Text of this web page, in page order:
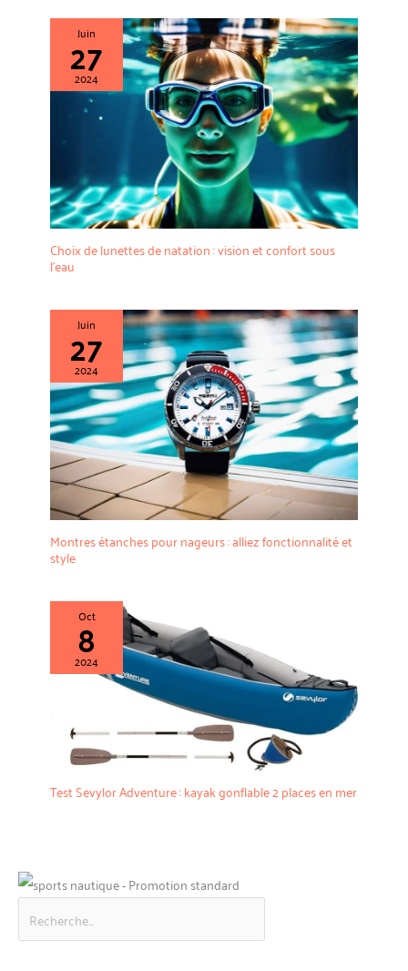
Juin
27
2024
Choix de lunettes de natation : vision et confort sous
l’eau
Juin
27
2024
Montres étanches pour nageurs : alliez fonctionnalité et
style
Oct
8
2024
Test Sevylor Adventure : kayak gonflable 2 places en mer